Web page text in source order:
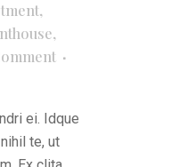
,
,
ei. Idque
te, ut